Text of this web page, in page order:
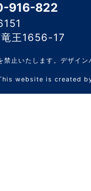
916-822
王1656-17
禁止いたします。デザイン
website is created